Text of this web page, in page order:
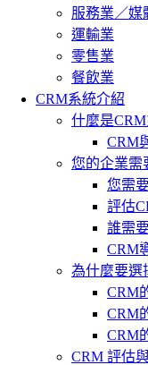
服務業／媒
運輸業
零售業
餐飲業
CRM系統介紹
什麼是
CRM
您的企業需
您需
評估
誰需
CRM
為什麼要選
CRM
CRM
CRM
CRM 評估